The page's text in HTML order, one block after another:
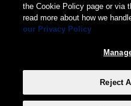
the Cookie Policy page or via
read more about how we
our Privacy Policy
Reject